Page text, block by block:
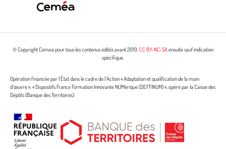
© Copyright Cemea pour tous les contenus édités avant 2019.CC BY-NC-SAensuite sauf indication
spécifique.
Opération financée par l’État dans le cadre de l’Action « Adaptation et qualification de la main
d’œuvre », « Dispositifs France Formation Innovante NUMérique (DEFFINUM) », opéré par la Caisse des
Dépôts (Banque des Territoires)